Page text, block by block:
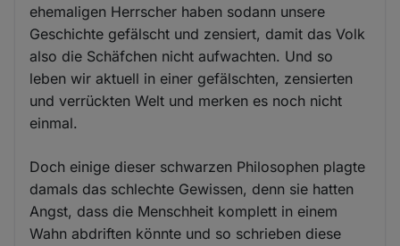
ehemaligen Herrscher haben sodann unsere
Geschichte gefälscht und zensiert, damit das Volk
also die Schäfchen nicht aufwachten. Und so
leben wir aktuell in einer gefälschten, zensierten
und verrückten Welt und merken es noch nicht
einmal.
Doch einige dieser schwarzen Philosophen plagte
damals das schlechte Gewissen, denn sie hatten
Angst, dass die Menschheit komplett in einem
Wahn abdriften könnte und so schrieben diese